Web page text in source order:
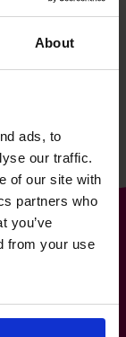
About
ads, to
our traffic.
of our site with
partners who
you’ve
from your use